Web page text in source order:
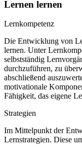
Lernen lernen
Lernkompetenz
Die Entwicklung von
lernen. Unter
selbstständig
durchzuführen, zu
abschließend
motivationale
Fähigkeit, das eigene
Strategien
Im Mittelpunkt der
Lernstrategien. Diese